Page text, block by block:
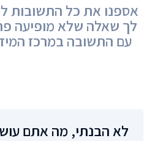
לא הבנתי, מה אתם
אספנו את כל התשובות
לך שאלה שלא מופיעה
עם התשובה במרכז